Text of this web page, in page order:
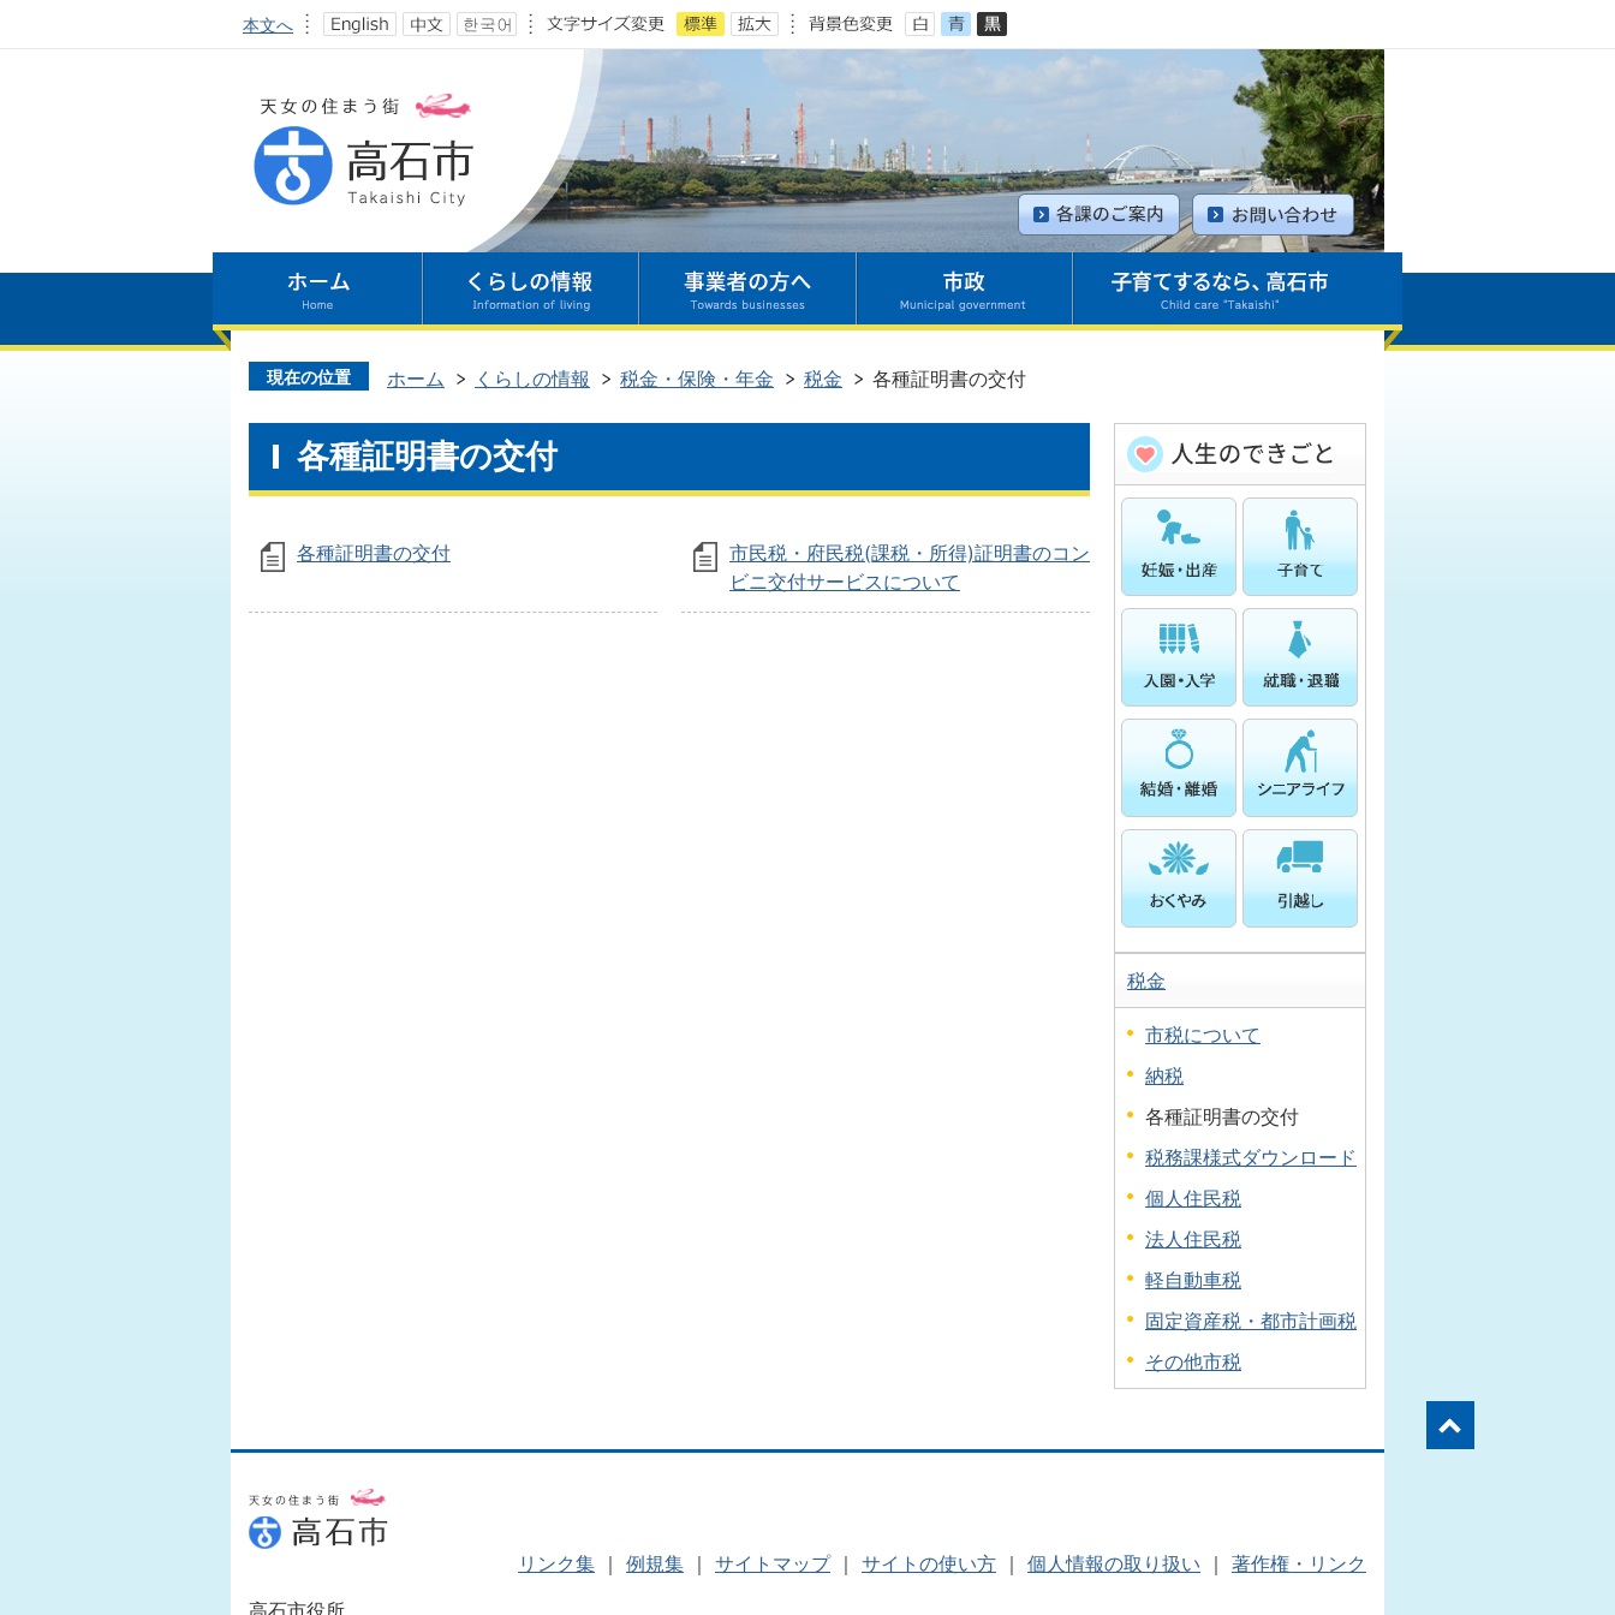
本文へ
現在の位置 ホーム くらしの情報 税金・保険・年金 税金 各種証明書の交付
各種証明書の交付
各種証明書の交付
市民税・府民税(課税・所得)証明書のコン
ビニ交付サービスについて
税金
市税について
納税
各種証明書の交付
税務課様式ダウンロード
個人住民税
法人住民税
軽自動車税
固定資産税・都市計画税
その他市税
リンク集 ｜ 例規集 ｜ サイトマップ ｜ サイトの使い方 ｜ 個人情報の取り扱い ｜ 著作権・リンク
高石市役所